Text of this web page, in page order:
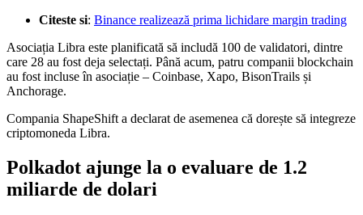
Citeste si: Binance realizează prima lichidare margin trading
Asociația Libra este planificată să includă 100 de validatori, dintre
care 28 au fost deja selectați. Până acum, patru companii blockchain
au fost incluse în asociație – Coinbase, Xapo, BisonTrails și
Anchorage.
Compania ShapeShift a declarat de asemenea că dorește să integreze
criptomoneda Libra.
Polkadot ajunge la o evaluare de 1.2
miliarde de dolari